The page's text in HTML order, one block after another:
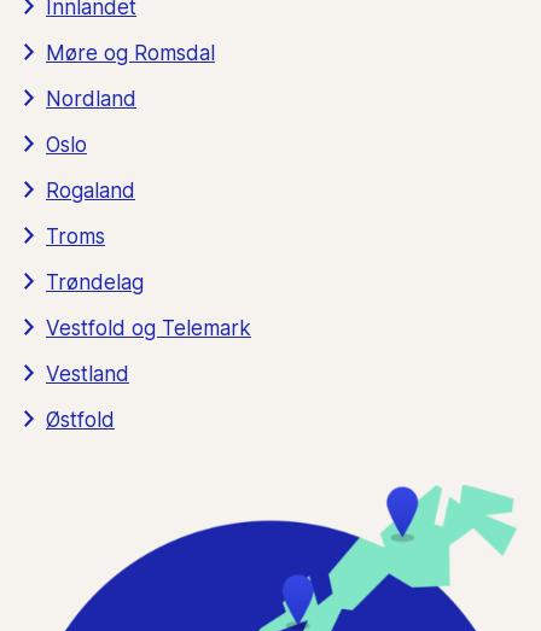
Innlandet
Møre og Romsdal
Nordland
Oslo
Rogaland
Troms
Trøndelag
Vestfold og Telemark
Vestland
Østfold